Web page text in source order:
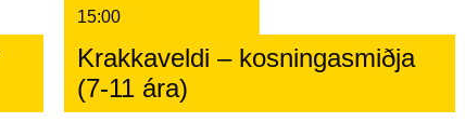
15:00
Krakkaveldi – kosningasmiðja
(7-11 ára)